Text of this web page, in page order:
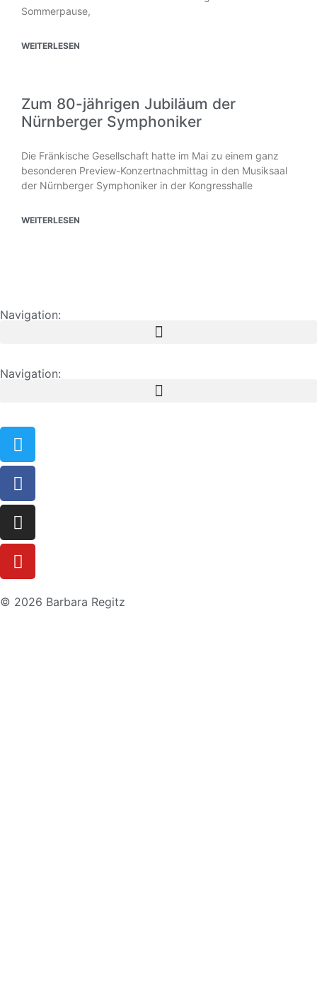
Sommerpause,
WEITERLESEN
Zum 80-jährigen Jubiläum der
Nürnberger Symphoniker
Die Fränkische Gesellschaft hatte im Mai zu einem ganz
besonderen Preview-Konzertnachmittag in den Musiksaal
der Nürnberger Symphoniker in der Kongresshalle
WEITERLESEN
Navigation:
Navigation:
© 2026 Barbara Regitz